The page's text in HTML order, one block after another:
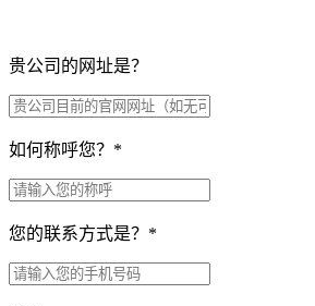
贵公司的网址是？
如何称呼您？ *
您的联系方式是？ *